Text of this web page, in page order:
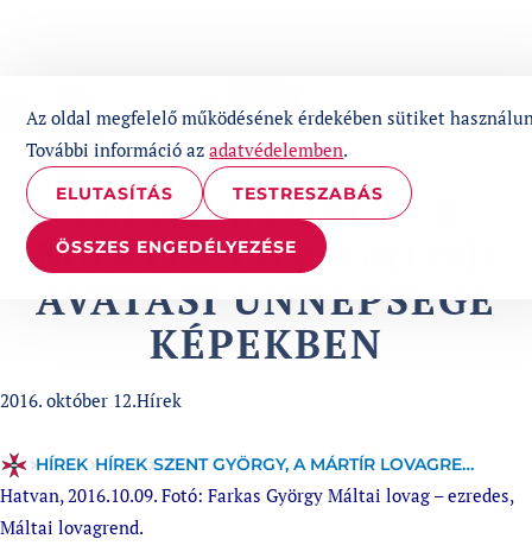
Az oldal megfelelő működésének érdekében sütiket
További információ azadatvédelemben.
ELUTASÍTÁS TESTRESZABÁS
ÖSSZES ENGEDÉLYEZÉSE
1%
SZENT GYÖRGY, A
MÁRTÍR LOVAGREND
AVATÁSI ÜNNEPSÉGE
KÉPEKBEN
Published at
2016. október 12.Categories:
Hírek
HÍREK HÍREK SZENT GYÖRGY, A MÁRTÍR LOVAGREND AVATÁSI ÜNNEPSÉGE KÉPEKBEN
Hatvan, 2016.10.09. Fotó: Farkas György Máltai lovag – ezredes,
Máltai lovagrend.